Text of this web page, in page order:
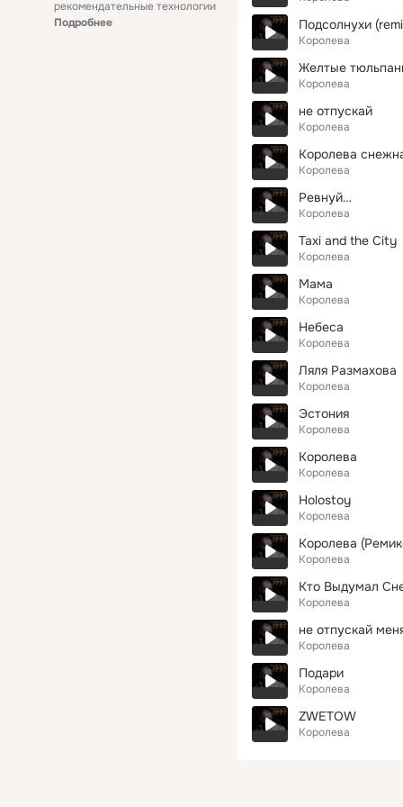
рекомендательные технологии
Подробнее
Подсолнухи
Королева
Желтые
Королева
не отпускай
Королева
Королева
Королева
Ревнуй…
Королева
Taxi and the City
Королева
Мама
Королева
Небеса
Королева
Ляля Размахова
Королева
Эстония
Королева
Королева
Королева
Holostoy
Королева
Королева
Королева
Кто Выдумал
Королева
не отпускай
Королева
Подари
Королева
ZWETOW
Королева